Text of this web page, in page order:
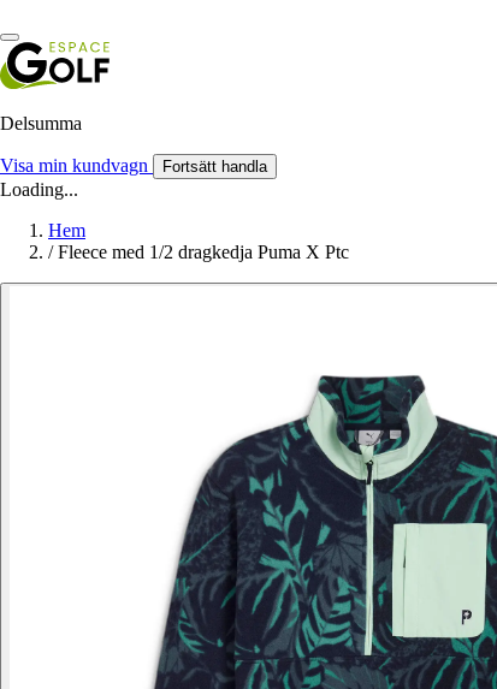
Delsumma
Visa min kundvagn Fortsätt handla
Loading...
Hem
/ Fleece med 1/2 dragkedja Puma X Ptc